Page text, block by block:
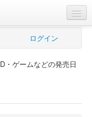
ログイン
・ゲームなどの発売日